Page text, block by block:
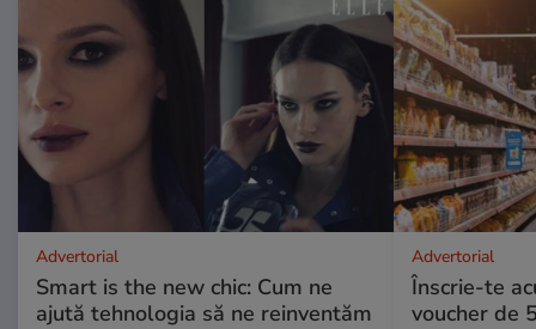
Advertorial
Smart is the new chic: Cum ne
ajută tehnologia să ne reinventăm
Advertorial
Înscrie-te
voucher de